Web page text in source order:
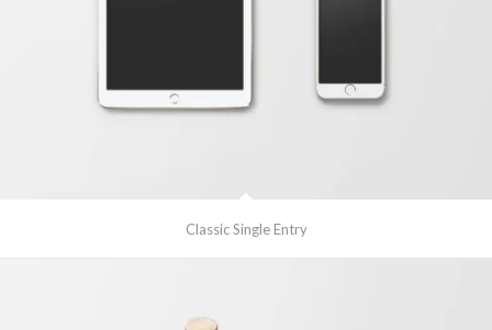
Classic Single Entry